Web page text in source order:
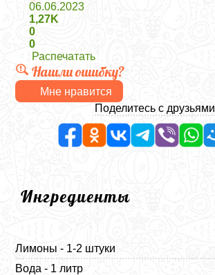
06.06.2023
1,27K
0
0
Распечатать
Нашли ошибку?
Мне нравится
Поделитесь с друзьями
Ингредиенты
Лимоны - 1-2 штуки
Вода - 1 литр